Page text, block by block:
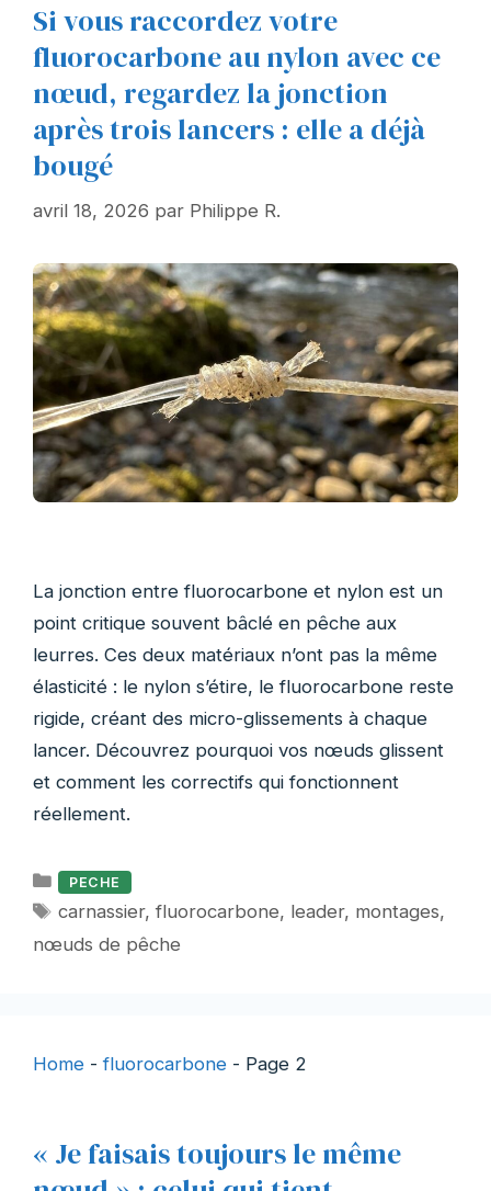
Si vous raccordez votre
fluorocarbone au nylon avec ce
nœud, regardez la jonction
après trois lancers : elle a déjà
bougé
avril 18, 2026 par Philippe R.
La jonction entre fluorocarbone et nylon est un
point critique souvent bâclé en pêche aux
leurres. Ces deux matériaux n’ont pas la même
élasticité : le nylon s’étire, le fluorocarbone reste
rigide, créant des micro-glissements à chaque
lancer. Découvrez pourquoi vos nœuds glissent
et comment les correctifs qui fonctionnent
réellement.
Catégories
PECHE
Étiquettes
carnassier,fluorocarbone, leader, montages,
nœuds de pêche
Home -fluorocarbone - Page 2
« Je faisais toujours le même